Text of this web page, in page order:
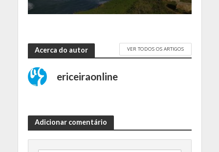
Acerca do autor VER TODOS OS ARTIGOS
ericeiraonline
Adicionar comentário